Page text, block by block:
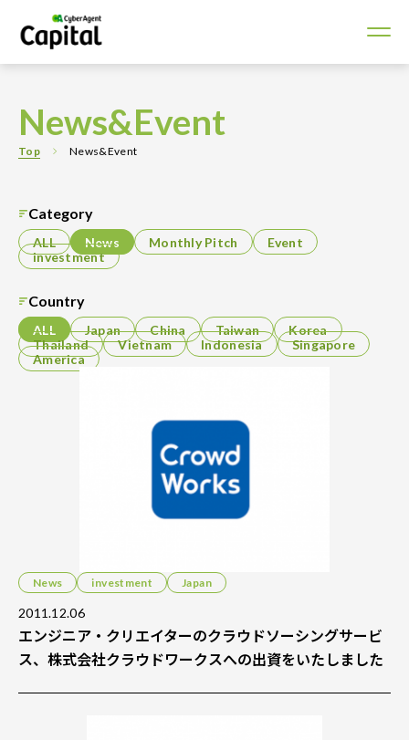
News&Event
Top News&Event
Category
ALL News Monthly Pitch
Event
investment
Country
ALL Japan China Taiwan
Korea
Thailand
Vietnam Indonesia
Singapore
America
News investment Japan
2011.12.06
エンジニア・クリエイターのクラウドソーシングサービ
ス、株式会社クラウドワークスへの出資をいたしました